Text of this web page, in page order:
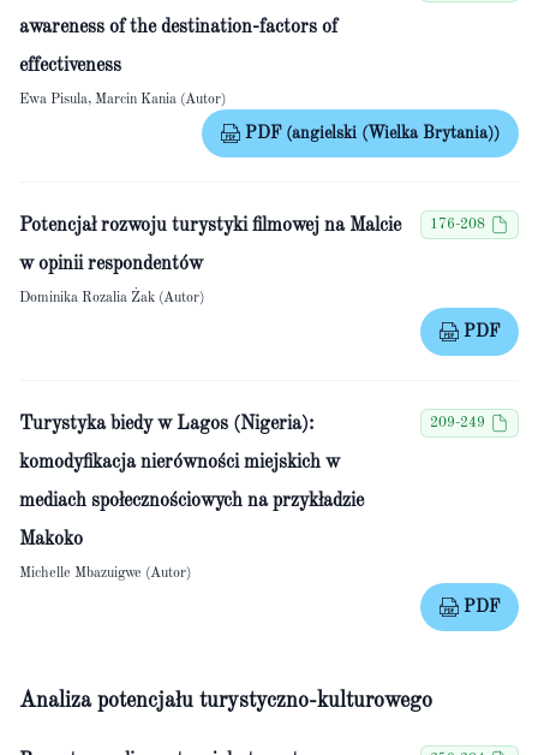
awareness of the destination-factors of
effectiveness
Ewa Pisula, Marcin Kania (Autor)
PDF (angielski (Wielka Brytania))
Potencjał rozwoju turystyki filmowej na Malcie
w opinii respondentów
176-208
Dominika Rozalia Żak (Autor)
PDF
Turystyka biedy w Lagos (Nigeria):
komodyfikacja nierówności miejskich w
mediach społecznościowych na przykładzie
Makoko
209-249
Michelle Mbazuigwe (Autor)
PDF
Analiza potencjału turystyczno-kulturowego